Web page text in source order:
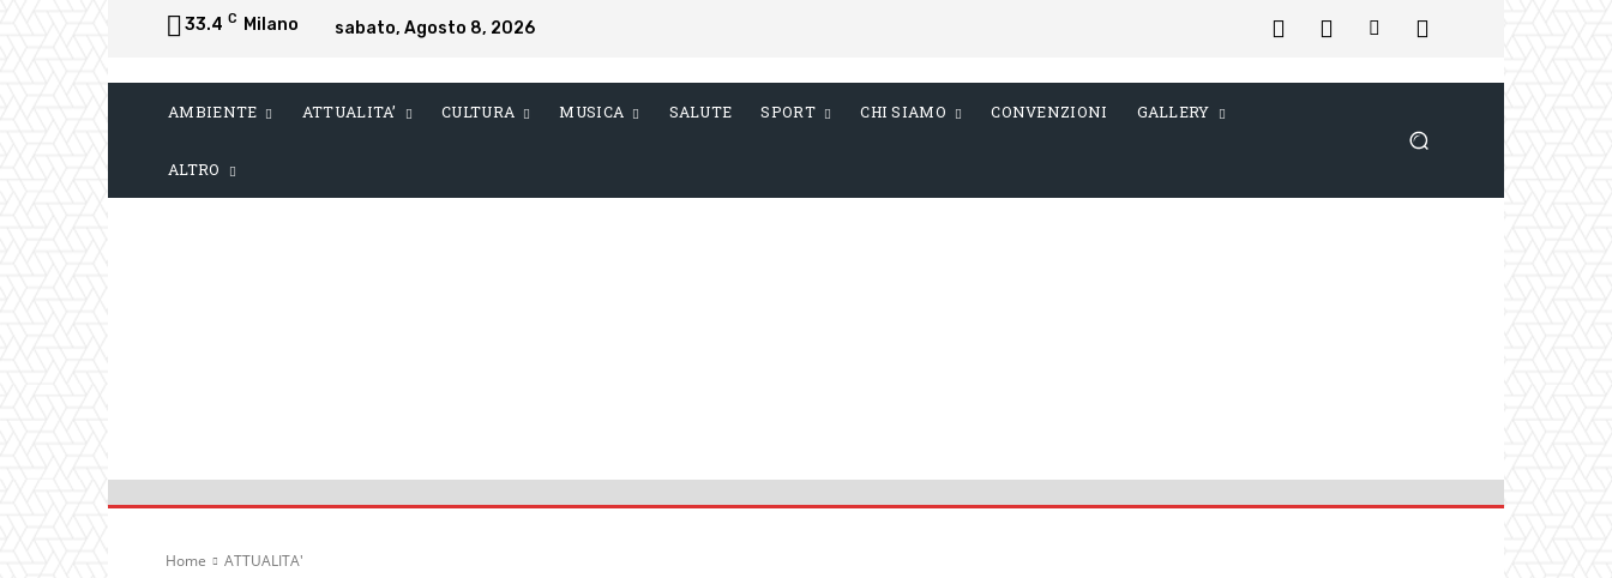
33.4 C Milano sabato, Agosto 8, 2026
AMBIENTE ATTUALITA’ CULTURA MUSICA SALUTE SPORT CHI SIAMO CONVENZIONI GALLERY
ALTRO
Home ATTUALITA'